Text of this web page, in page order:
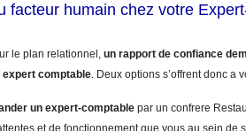
facteur humain chez votre
le plan relationnel, un rapport de confiance
comptable. Deux options s’offrent donc a
un expert-comptable par un confrere
et de fonctionnement que vous au sein de